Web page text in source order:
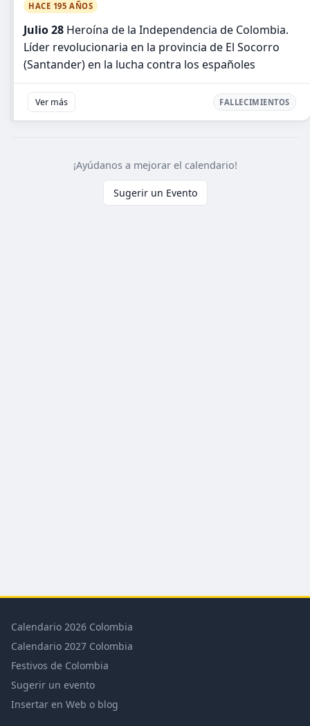
HACE 195 AÑOS
Julio 28 Heroína de la Independencia de Colombia.
Líder revolucionaria en la provincia de El Socorro
(Santander) en la lucha contra los españoles
Ver más FALLECIMIENTOS
¡Ayúdanos a mejorar el calendario!
Sugerir un Evento
Calendario 2026 Colombia
Calendario 2027 Colombia
Festivos de Colombia
Sugerir un evento
Insertar en Web o blog